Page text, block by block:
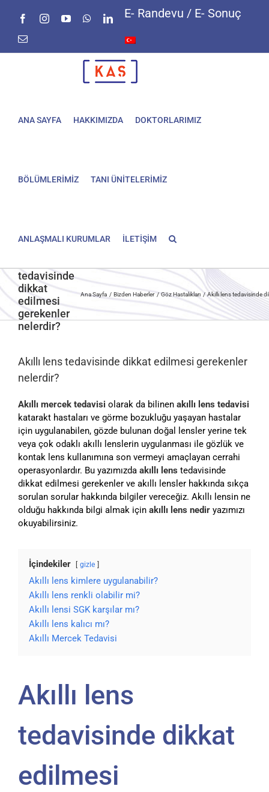
FacebookInstagramYouTubeWhatsAppLinkedIn
E-
E- Randevu / E- Sonuç
ANA SAYFA HAKKIMIZDA DOKTORLARIMIZ
BÖLÜMLERİMİZ TANI ÜNİTELERİMİZ
ANLAŞMALI KURUMLAR İLETİŞİM
tedavisinde
dikkat
edilmesi
gerekenler
nelerdir?
Ana Sayfa Bizden Haberler Göz Hastalıkları Akıllı lens tedavisinde
Akıllı lens tedavisinde dikkat edilmesi gerekenler
nelerdir?
Akıllı mercek tedavisi olarak da bilinen akıllı lens tedavisi
katarakt hastaları ve görme bozukluğu yaşayan hastalar
için uygulanabilen, gözde bulunan doğal lensler yerine tek
veya çok odaklı akıllı lenslerin uygulanması ile gözlük ve
kontak lens kullanımına son vermeyi amaçlayan cerrahi
operasyonlardır. Bu yazımızda akıllı lens tedavisinde
dikkat edilmesi gerekenler ve akıllı lensler hakkında sıkça
sorulan sorular hakkında bilgiler vereceğiz. Akıllı lensin ne
olduğu hakkında bilgi almak için akıllı lens nedir yazımızı
okuyabilirsiniz.
İçindekiler gizle
Akıllı lens kimlere uygulanabilir?
Akıllı lens renkli olabilir mi?
Akıllı lensi SGK karşılar mı?
Akıllı lens kalıcı mı?
Akıllı Mercek Tedavisi
Akıllı lens
tedavisinde dikkat
edilmesi